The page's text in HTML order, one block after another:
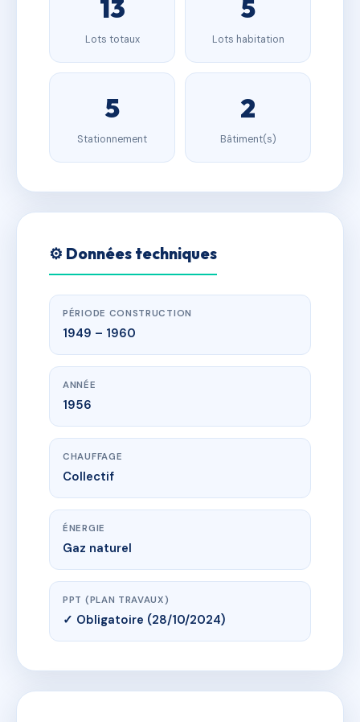
13
Lots totaux
5
Lots habitation
5
Stationnement
2
Bâtiment(s)
⚙️ Données techniques
PÉRIODE CONSTRUCTION
1949 – 1960
ANNÉE
1956
CHAUFFAGE
Collectif
ÉNERGIE
Gaz naturel
PPT (PLAN TRAVAUX)
✓ Obligatoire (28/10/2024)